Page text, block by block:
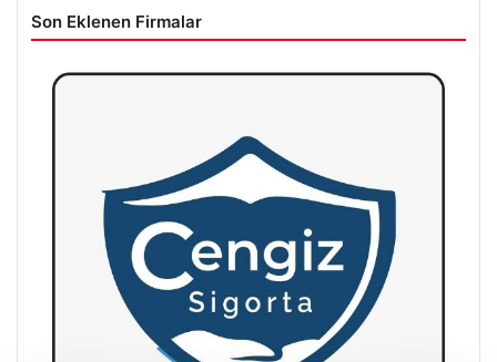
Son Eklenen Firmalar